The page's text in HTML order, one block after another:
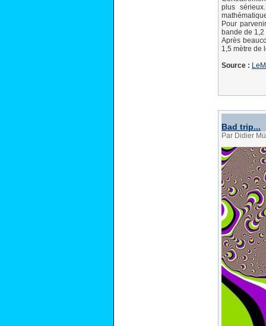
plus
Pour
bande de
Après
1,5 mètre de
Source :
Bad trip...
Par Didier